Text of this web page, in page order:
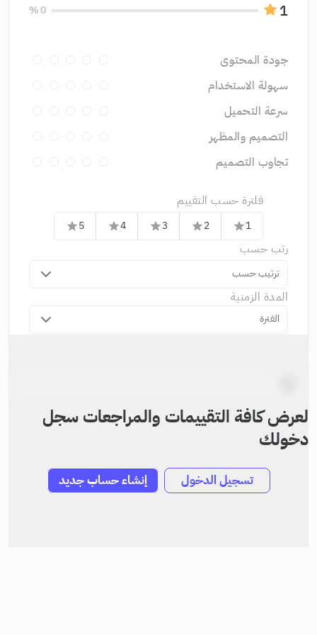
1
0 %
جودة المحتوى
سهولة الاستخدام
سرعة التحميل
التصميم والمظهر
تجاوب التصميم
فلترة حسب التقييم
1
star
2
star
3
star
4
star
5
star
رتب حسب
ترتيب حسب
المدة الزمنية
الفترة
لعرض كافة التقييمات والمراجعات سجل
دخولك
تسجيل الدخول إنشاء حساب جديد